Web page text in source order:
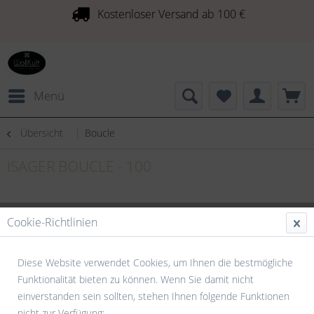
Kostenloser Versand ab 100 €
Menü
Übersicht Boucle
Cookie-Richtlinien
Diese Website verwendet Cookies, um Ihnen die bestmögliche
Funktionalität bieten zu können. Wenn Sie damit nicht
einverstanden sein sollten, stehen Ihnen folgende Funktionen